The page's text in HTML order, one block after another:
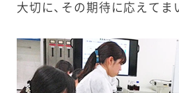
大切に、その期待に応えてま